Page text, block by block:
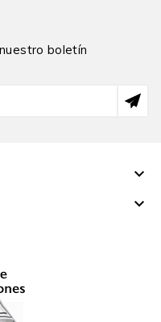
to the Age of
Bautista Tupac Amaru;
historia y revolución
y la violencia.
boletín

